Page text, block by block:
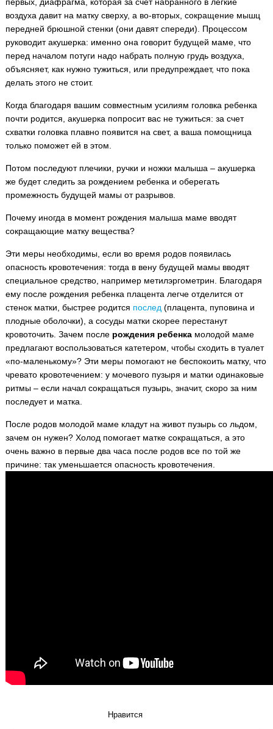
воздуха давит на матку сверху, а во-вторых, сокращение мышц
передней брюшной стенки (они давят спереди). Процессом
руководит акушерка: именно она говорит будущей маме, что
перед началом потуги надо набрать полную грудь воздуха,
объясняет, как нужно тужиться, или предупреждает, что пока
делать этого не стоит.
Когда благодаря вашим совместным усилиям головка ребенка
почти родится, акушерка попросит вас не тужиться: за счет
схватки головка плавно появится на свет, а ваша помощница
только поможет ей в этом.
Потом последуют плечики, ручки и ножки малыша – акушерка
же будет следить за рождением ребенка и оберегать
промежность будущей мамы от разрывов.
Почему иногда в момент рождения малыша маме вводят
сокращающие матку вещества?
Эти меры необходимы, если во время родов появилась
опасность кровотечения: тогда в вену будущей мамы вводят
специальное средство, например метилэргометрин. Благодаря
ему после рождения ребенка плацента легче отделится от
стенок матки, быстрее родится послед (плацента, пуповина и
плодные оболочки), а сосуды матки скорее перестанут
кровоточить. Зачем после рождения ребенкамолодой маме
предлагают воспользоваться катетером, чтобы сходить в туалет
«по-маленькому»? Эти меры помогают не беспокоить матку, что
чревато кровотечением: у мочевого пузыря и матки одинаковые
ритмы – если начал сокращаться пузырь, значит, скоро за ним
последует и матка.
После родов молодой маме кладут на живот пузырь со льдом,
зачем он нужен? Холод помогает матке сокращаться, а это
очень важно в первые два часа после родов все по той же
причине: так уменьшается опасность кровотечения.
Нравится